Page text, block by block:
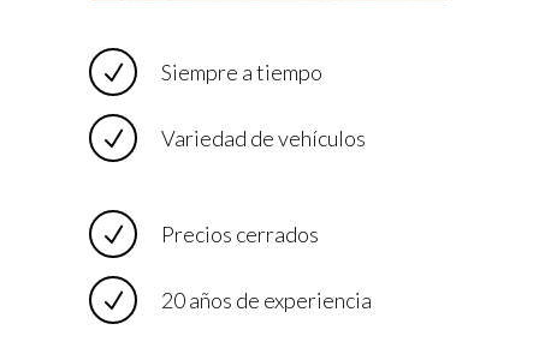
Siempre a tiempo
Variedad de vehículos
Precios cerrados
20 años de experiencia